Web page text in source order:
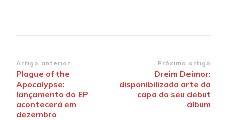
Navegação
de
post
Artigo anterior
Plague of the
Apocalypse:
lançamento do EP
acontecerá em
dezembro
Próximo artigo
Dreim Deimor:
disponibilizada arte da
capa do seu debut
álbum